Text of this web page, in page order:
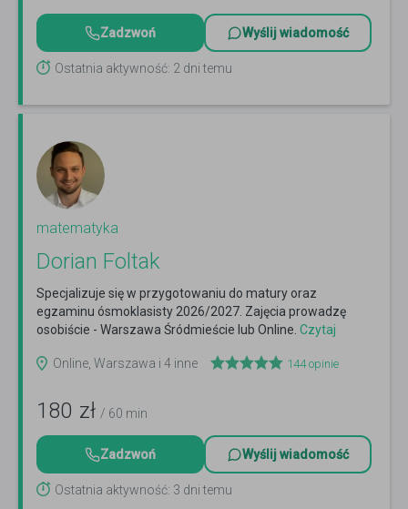
Zadzwoń Wyślij wiadomość
Ostatnia aktywność: 2 dni temu
matematyka
Dorian Foltak
Specjalizuje się w przygotowaniu do matury oraz
egzaminu ósmoklasisty 2026/2027. Zajęcia prowadzę
osobiście - Warszawa Śródmieście lub Online. Czytaj
Online, Warszawa i 4 inne
144opinie
180 zł / 60 min
Zadzwoń Wyślij wiadomość
Ostatnia aktywność: 3 dni temu